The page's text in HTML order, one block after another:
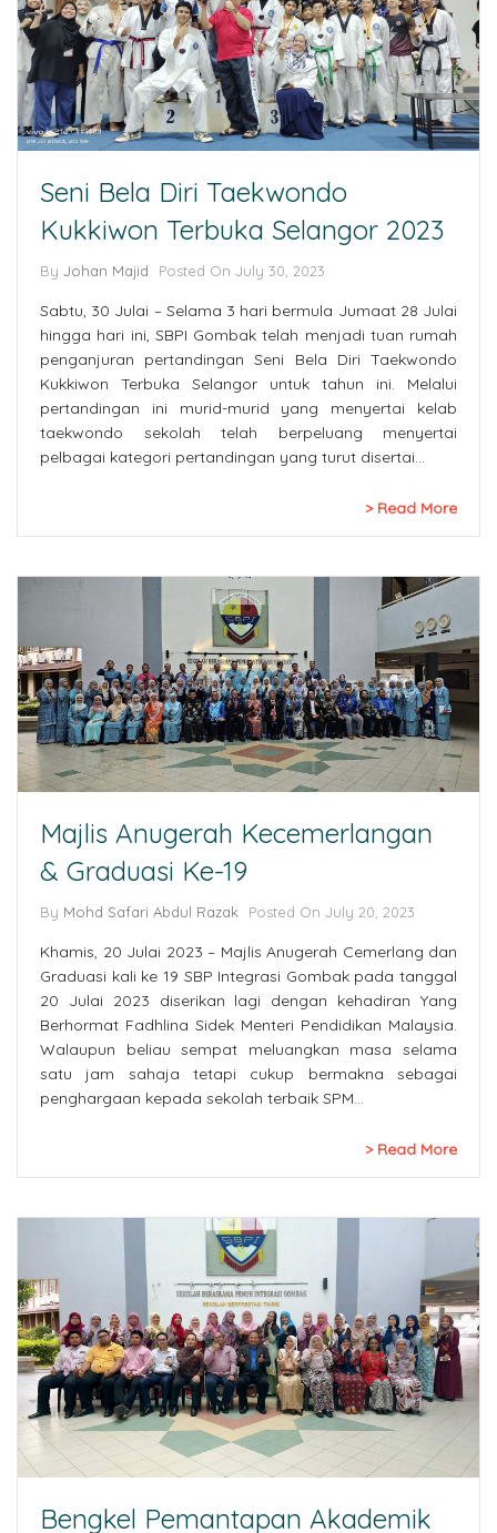
Seni Bela Diri Taekwondo
Kukkiwon Terbuka Selangor 2023
By Johan Majid Posted On July 30, 2023
Sabtu, 30 Julai – Selama 3 hari bermula Jumaat 28 Julai
hingga hari ini, SBPI Gombak telah menjadi tuan rumah
penganjuran pertandingan Seni Bela Diri Taekwondo
Kukkiwon Terbuka Selangor untuk tahun ini. Melalui
pertandingan ini murid-murid yang menyertai kelab
taekwondo sekolah telah berpeluang menyertai
pelbagai kategori pertandingan yang turut disertai…
Read More
Majlis Anugerah Kecemerlangan
& Graduasi Ke-19
By Mohd Safari Abdul Razak Posted On July 20, 2023
Khamis, 20 Julai 2023 – Majlis Anugerah Cemerlang dan
Graduasi kali ke 19 SBP Integrasi Gombak pada tanggal
20 Julai 2023 diserikan lagi dengan kehadiran Yang
Berhormat Fadhlina Sidek Menteri Pendidikan Malaysia.
Walaupun beliau sempat meluangkan masa selama
satu jam sahaja tetapi cukup bermakna sebagai
penghargaan kepada sekolah terbaik SPM…
Read More
Bengkel Pemantapan Akademik